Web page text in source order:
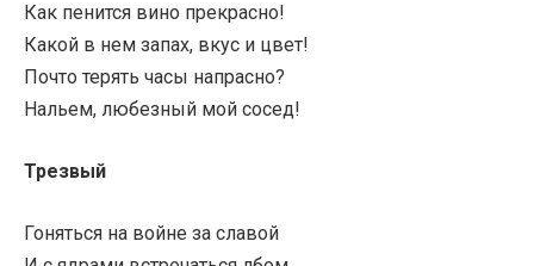
Как пенится вино прекрасно!
Какой в нем запах, вкус и цвет!
Почто терять часы напрасно?
Нальем, любезный мой сосед!
Трезвый
Гоняться на войне за славой